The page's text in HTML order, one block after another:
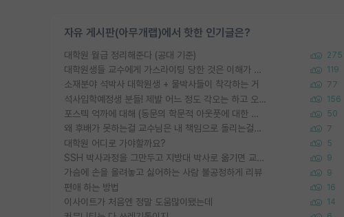
자유 게시판(아무개랩)에서 핫한 인기글은?
대학원 월급 정리해준다 (공대 기준) 275
대학원생들 교수에게 가스라이팅 당한 것은 이해가 갑니다. 안타깝네요. 119
소재분야 석박사 대학원생 + 물박사들이 착각하는 거 77
석사입학예정생 분들! 제발 어느 정도 각오는 하고 오세요. 156
포스텍 억까에 대해 (동문의 학문적 아웃풋에 대한 반박) 50
왜 후배가 못하는걸 교수님은 내 책임으로 돌리는걸까요? 7
대학원 어디로 가야할까요? 5
SSH 박사과정을 그만두고 지방대 박사로 옮기면 교수의 꿈은 끝일까요? 9
가슴에 손을 올려놓고 싫어하는 사람 불공정하게 리뷰 9
편애 하는 방법 16
이사이트가 처음엔 정말 도움많이됐는데 14